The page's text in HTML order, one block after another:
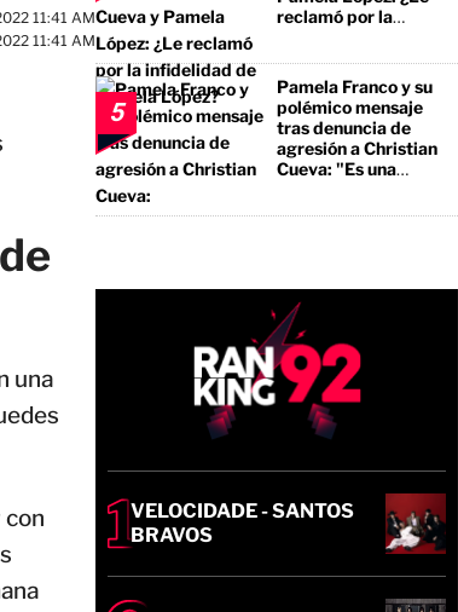
11:41 AM
11:41 AM
una
reclamó por la
5
Pamela Franco y su
polémico mensaje
tras denuncia de
agresión a Christian
Cueva: "Es una
VELOCIDADE - SANTOS
BRAVOS